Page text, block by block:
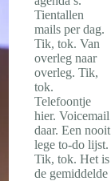
Tientallen
mails per dag.
Tik, tok. Van
overleg naar
overleg. Tik,
tok.
Telefoontje
hier. Voicemail
daar. Een nooit
lege to-do lijst.
Tik, tok. Het is
de gemiddelde